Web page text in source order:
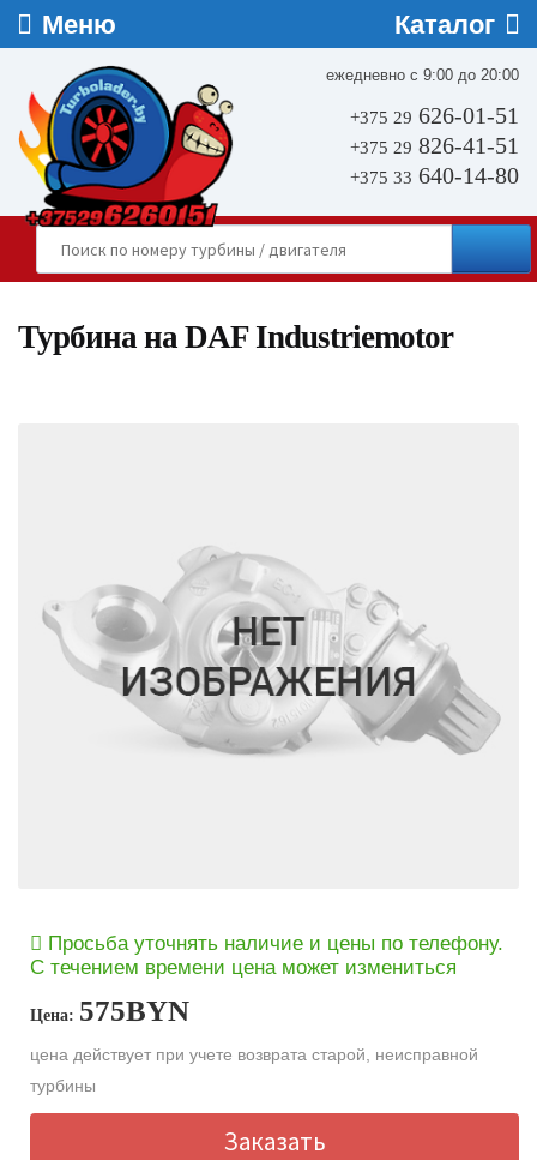
ежедневно с 9:00 до 20:00
+375 29 626-01-51
+375 29 826-41-51
+375 33 640-14-80
Турбина на DAF Industriemotor
Просьба уточнять наличие и цены по телефону.
С течением времени цена может измениться
Цена: 575BYN
цена действует при учете возврата старой, неисправной
турбины
Заказать